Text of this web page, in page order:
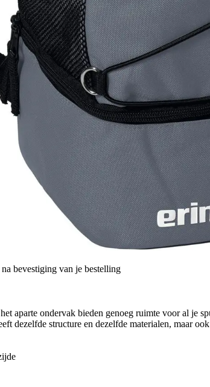
bevestiging van je bestelling
aparte ondervak bieden genoeg ruimte voor al je
dezelfde structure en dezelfde materialen, maar